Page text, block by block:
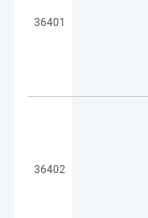
36401
36402